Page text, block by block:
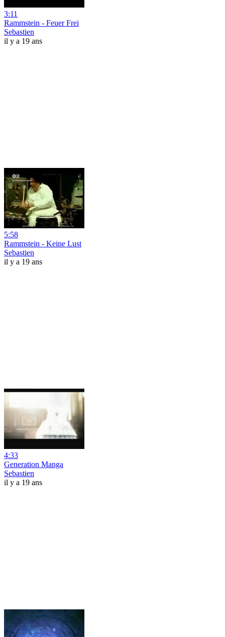
3:11
Rammstein - Feuer Frei
Sebastien
il y a 19 ans
5:58
Rammstein - Keine Lust
Sebastien
il y a 19 ans
4:33
Generation Manga
Sebastien
il y a 19 ans